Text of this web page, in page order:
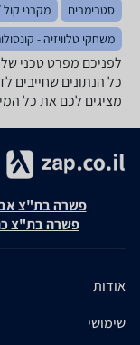
סטרימרים
מקרני
משחקי טלוויזיה -
כל הנתונים שחייבים
מציגים לכם את כל
פשרה בת"צ
פשרה בת"צ כהנים
אודות
שימושי